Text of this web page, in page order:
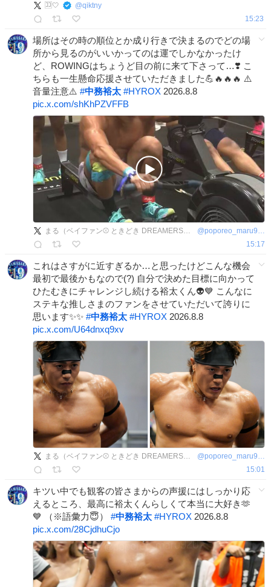
🈁🤍 @qiktny
15:23
場所はその時の順位とか成り行きで決まるのでどの場
所から見るのがいいかってのは運でしかなかったけ
ど、ROWINGはちょうど目の前に来て下さって…❣️ こ
ちらも一生懸命応援させていただきました💪🔥🔥🔥 ⚠️
音量注意⚠️ #中務裕太 #HYROX 2026.8.8
pic.x.com/shKhPZVFFB
まる（ベイファン⚾ ときどき DREAMERS👽） @poporeo_maru920
15:17
これはさすがに近すぎるか…と思ったけどこんな機会
最初で最後かもなので(?) 自分で決めた目標に向かって
ひたむきにチャレンジし続ける裕太くん👽️💙 こんなに
ステキな推しさまのファンをさせていただいて誇りに
思います✨✨ #中務裕太 #HYROX 2026.8.8
pic.x.com/U64dnxq9xv
まる（ベイファン⚾ ときどき DREAMERS👽） @poporeo_maru920
15:01
キツい中でも観客の皆さまからの声援にはしっかり応
えるところ、最高に裕太くんらしくて本当に大好き🫶
💙 （※語彙力😇） #中務裕太 #HYROX 2026.8.8
pic.x.com/28CjdhuCjo